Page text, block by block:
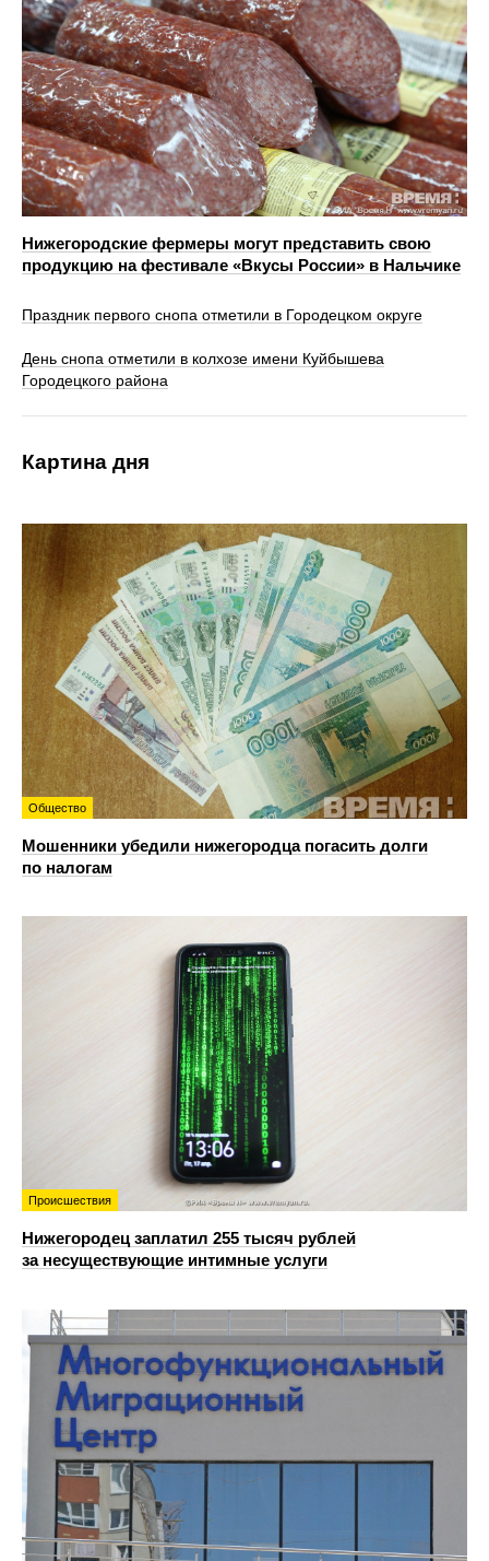
Нижегородские фермеры могут представить свою
продукцию на фестивале «Вкусы России» в Нальчике
Праздник первого снопа отметили в Городецком округе
День снопа отметили в колхозе имени Куйбышева
Городецкого района
Картина дня
Общество
Мошенники убедили нижегородца погасить долги
по налогам
Происшествия
Нижегородец заплатил 255 тысяч рублей
за несуществующие интимные услуги